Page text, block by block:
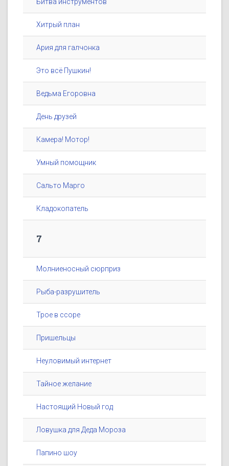
Битва инструментов
Хитрый план
Ария для галчонка
Это всё Пушкин!
Ведьма Егоровна
День друзей
Камера! Мотор!
Умный помощник
Сальто Марго
Кладокопатель
7
Молниеносный сюрприз
Рыба-разрушитель
Трое в ссоре
Пришельцы
Неуловимый интернет
Тайное желание
Настоящий Новый год
Ловушка для Деда Мороза
Папино шоу